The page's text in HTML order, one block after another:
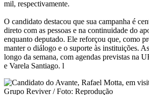
mil, respectivamente.
O candidato destacou que sua campanha é
direto com as pessoas e na continuidade do
enquanto deputado. Ele reforçou que, como
manter o diálogo e o suporte às instituições.
longo da semana, com agendas previstas na
e Varela Santiago. l